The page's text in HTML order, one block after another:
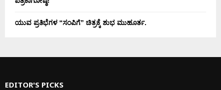
ಯುವ ಪ್ರತಿಭೆಗಳ “ಸಂಪಿಗೆ” ಚಿತ್ರಕ್ಕೆ ಶುಭ ಮುಹೂರ್ತ.
EDITOR'S PICKS